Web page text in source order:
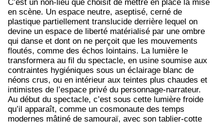
C’est un non-lieu que choisit de mettre en place la mise
en scène. Un espace neutre, aseptisé, cerné de
plastique partiellement translucide derrière lequel on
devine un espace de liberté matérialisé par une ombre
qui danse et dont on ne perçoit que les mouvements
floutés, comme des échos lointains. La lumière le
transformera au fil du spectacle, en usine soumise aux
contraintes hygiéniques sous un éclairage blanc de
néons crus, ou en intérieur aux teintes plus chaudes et
intimistes de l’espace privé du personnage-narrateur.
Au début du spectacle, c’est sous cette lumière froide
qu’il apparaît, comme un cosmonaute des temps
modernes mâtiné de samouraï, avec son tablier-cotte